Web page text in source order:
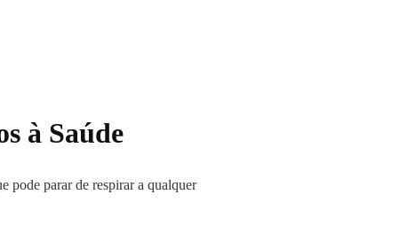
à Saúde
pode parar de respirar a qualquer